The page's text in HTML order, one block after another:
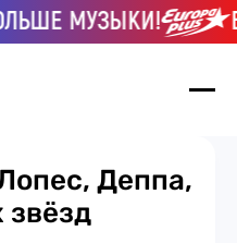
МУЗЫКИ!
Деппа,
звёзд